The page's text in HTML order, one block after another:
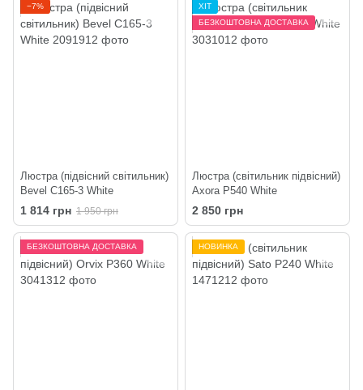
−7%
Люстра (підвісний світильник)
Bevel C165-3 White
1 814 грн 1 950 грн
ХІТ
БЕЗКОШТОВНА ДОСТАВКА
Люстра (світильник підвісний)
Axora P540 White
2 850 грн
БЕЗКОШТОВНА ДОСТАВКА НОВИНКА